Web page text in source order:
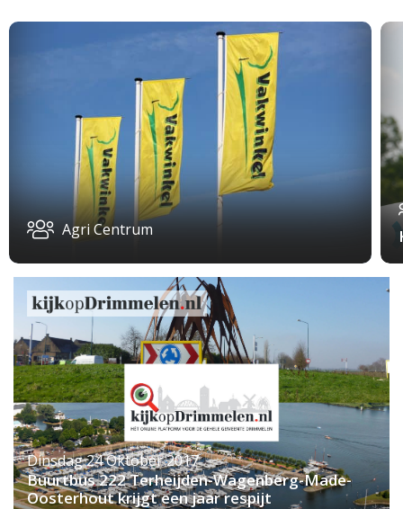
Agri Centrum
Dinsdag 24 Oktober 2017
Buurtbus 222 Terheijden-Wagenberg-Made-
Oosterhout krijgt een jaar respijt